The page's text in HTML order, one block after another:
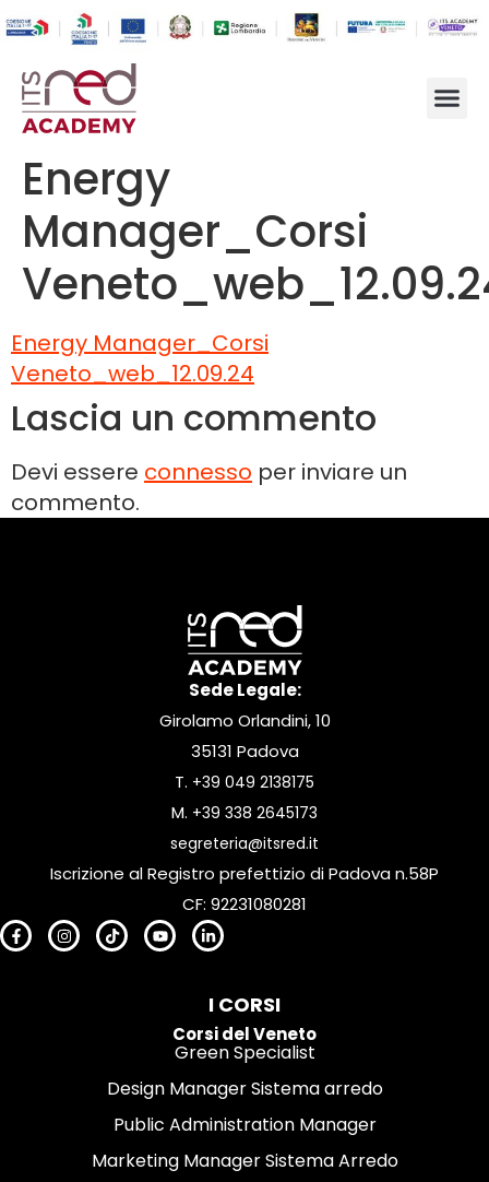
Energy
Manager_Corsi
Energy Manager_Corsi
Veneto_web_12.09.24
Lascia un commento
Devi essere connesso per inviare un
commento.
Sede Legale:
Girolamo Orlandini, 10
35131 Padova
T. +39 049 2138175
M. +39 338 2645173
segreteria@itsred.it
Iscrizione al Registro prefettizio di Padova n.58P
CF: 92231080281
I CORSI
Corsi del Veneto
Green Specialist
Design Manager Sistema arredo
Public Administration Manager
Marketing Manager Sistema Arredo